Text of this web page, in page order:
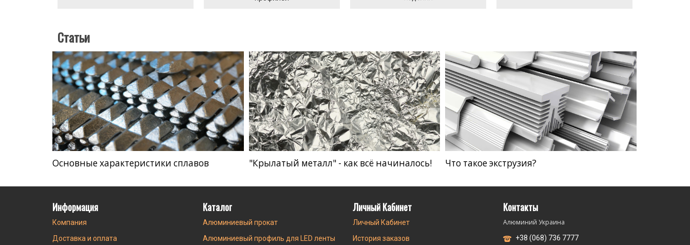
Статьи
Основные характеристики сплавов "Крылатый металл" - как всё начиналось! Что такое экструзия?
Информация
Компания
Доставка и оплата
Каталог
Алюминиевый прокат
Алюминиевый профиль для LED ленты
Личный Кабинет
Личный Кабинет
История заказов
Контакты
Алюминий Украина
+38 (068) 736 7777